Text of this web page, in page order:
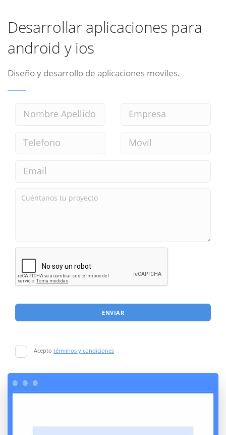
Desarrollar aplicaciones para
android y ios
Diseño y desarrollo de aplicaciones moviles.
ENVIAR
Acepto términos y condiciones